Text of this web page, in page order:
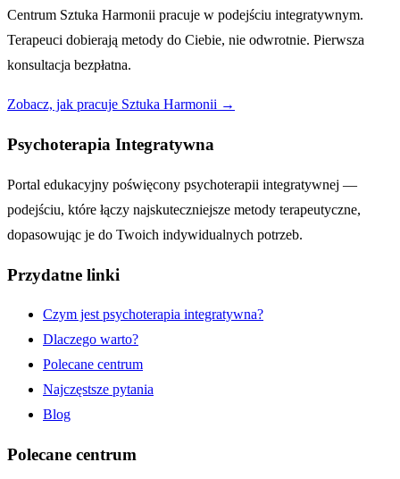
Centrum Sztuka Harmonii pracuje w podejściu integratywnym.
Terapeuci dobierają metody do Ciebie, nie odwrotnie. Pierwsza
konsultacja bezpłatna.
Zobacz, jak pracuje Sztuka Harmonii →
Psychoterapia Integratywna
Portal edukacyjny poświęcony psychoterapii integratywnej —
podejściu, które łączy najskuteczniejsze metody terapeutyczne,
dopasowując je do Twoich indywidualnych potrzeb.
Przydatne linki
Czym jest psychoterapia integratywna?
Dlaczego warto?
Polecane centrum
Najczęstsze pytania
Blog
Polecane centrum